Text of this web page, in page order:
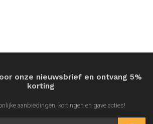
onze nieuwsbrief en ontvang 5%
korting
aanbiedingen, kortingen en gave acties!